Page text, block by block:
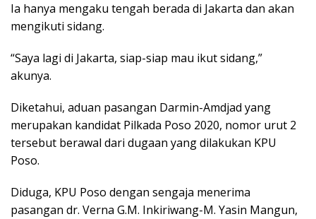
Ia hanya mengaku tengah berada di Jakarta dan akan
mengikuti sidang.
“Saya lagi di Jakarta, siap-siap mau ikut sidang,”
akunya.
Diketahui, aduan pasangan Darmin-Amdjad yang
merupakan kandidat Pilkada Poso 2020, nomor urut 2
tersebut berawal dari dugaan yang dilakukan KPU
Poso.
Diduga, KPU Poso dengan sengaja menerima
pasangan dr. Verna G.M. Inkiriwang-M. Yasin Mangun,